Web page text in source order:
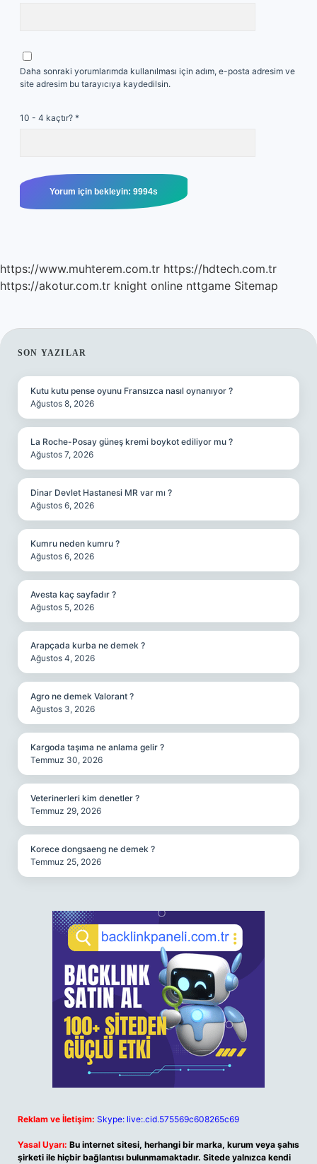
Daha sonraki yorumlarımda kullanılması için adım, e-posta adresim ve
site adresim bu tarayıcıya kaydedilsin.
10 - 4 kaçtır? *
https://www.muhterem.com.tr https://hdtech.com.tr
https://akotur.com.tr knight online nttgame Sitemap
SIDEBAR
SON YAZILAR
Kutu kutu pense oyunu Fransızca nasıl oynanıyor ?
Ağustos 8, 2026
La Roche-Posay güneş kremi boykot ediliyor mu ?
Ağustos 7, 2026
Dinar Devlet Hastanesi MR var mı ?
Ağustos 6, 2026
Kumru neden kumru ?
Ağustos 6, 2026
Avesta kaç sayfadır ?
Ağustos 5, 2026
Arapçada kurba ne demek ?
Ağustos 4, 2026
Agro ne demek Valorant ?
Ağustos 3, 2026
Kargoda taşıma ne anlama gelir ?
Temmuz 30, 2026
Veterinerleri kim denetler ?
Temmuz 29, 2026
Korece dongsaeng ne demek ?
Temmuz 25, 2026
Reklam ve İletişim: Skype: live:.cid.575569c608265c69
Yasal Uyarı: Bu internet sitesi, herhangi bir marka, kurum veya şahıs
şirketi ile hiçbir bağlantısı bulunmamaktadır. Sitede yalnızca kendi